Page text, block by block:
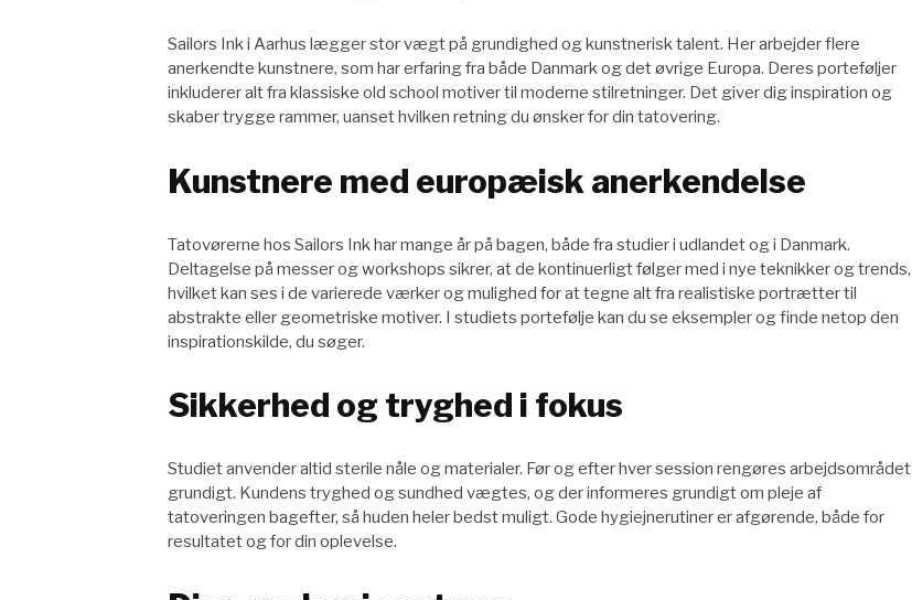
Sailors Ink i Aarhus lægger stor vægt på grundighed og kunstnerisk talent. Her arbejder flere
anerkendte kunstnere, som har erfaring fra både Danmark og det øvrige Europa. Deres porteføljer
inkluderer alt fra klassiske old school motiver til moderne stilretninger. Det giver dig inspiration og
skaber trygge rammer, uanset hvilken retning du ønsker for din tatovering.
Kunstnere med europæisk anerkendelse
Tatovørerne hos Sailors Ink har mange år på bagen, både fra studier i udlandet og i Danmark.
Deltagelse på messer og workshops sikrer, at de kontinuerligt følger med i nye teknikker og trends,
hvilket kan ses i de varierede værker og mulighed for at tegne alt fra realistiske portrætter til
abstrakte eller geometriske motiver. I studiets portefølje kan du se eksempler og finde netop den
inspirationskilde, du søger.
Sikkerhed og tryghed i fokus
Studiet anvender altid sterile nåle og materialer. Før og efter hver session rengøres arbejdsområdet
grundigt. Kundens tryghed og sundhed vægtes, og der informeres grundigt om pleje af
tatoveringen bagefter, så huden heler bedst muligt. Gode hygiejnerutiner er afgørende, både for
resultatet og for din oplevelse.